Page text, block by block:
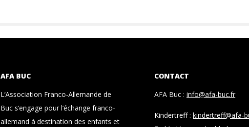
AFA BUC
L’Association Franco-Allemande de
Buc s‘engage pour l‘échange franco-
allemand à destination des enfants et
CONTACT
AFA Buc : info@afa-buc.fr
Kindertreff : kindertreff@afa-